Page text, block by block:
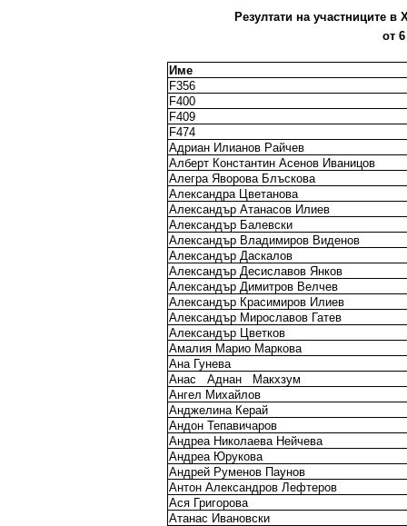
Резултати на участниците
от
Име
F356
F400
F409
F474
Адриан Илианов Райчев
Алберт Константин Асенов Иваницов
Алегра Яворова Блъскова
Александра Цветанова
Александър Атанасов Илиев
Александър Балевски
Александър Владимиров Виденов
Александър Даскалов
Александър Десиславов Янков
Александър Димитров Велчев
Александър Красимиров Илиев
Александър Мирославов Гатев
Александър Цветков
Амалия Марио Маркова
Ана Гунева
Анас
Аднан
Макхзум
Ангел Михайлов
Анджелина Керай
Андон Тепавичаров
Андреа Николаева Нейчева
Андреа Юрукова
Андрей Руменов Паунов
Антон Александров Лефтеров
Ася Григорова
Атанас Ивановски